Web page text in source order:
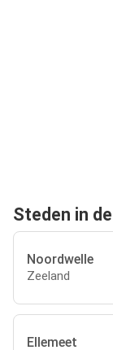
Steden in
Noordwelle
Zeeland
Ellemeet